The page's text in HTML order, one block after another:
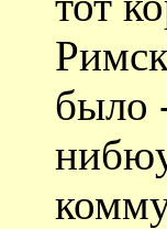
было